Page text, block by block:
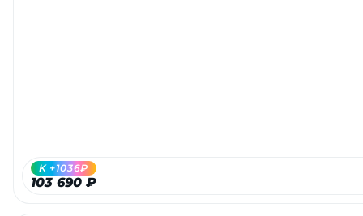
103 690 ₽
K +1036₽